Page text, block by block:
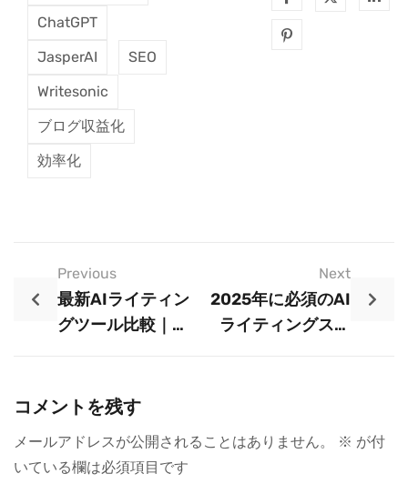
ChatGPT
JasperAI
SEO
Writesonic
ブログ収益化
効率化
Previous
最新AIライティン
グツール比較｜
Next
2025年に必須のAI
ライティングスキ
コメントを残す
メールアドレスが公開されることはありません。 ※ が付
いている欄は必須項目です